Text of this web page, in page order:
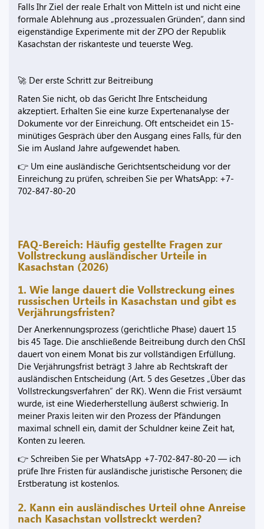
Falls Ihr Ziel der reale Erhalt von Mitteln ist und nicht eine
formale Ablehnung aus „prozessualen Gründen“, dann sind
eigenständige Experimente mit der ZPO der Republik
Kasachstan der riskanteste und teuerste Weg.
🚀 Der erste Schritt zur Beitreibung
Raten Sie nicht, ob das Gericht Ihre Entscheidung
akzeptiert. Erhalten Sie eine kurze Expertenanalyse der
Dokumente vor der Einreichung. Oft entscheidet ein 15-
minütiges Gespräch über den Ausgang eines Falls, für den
Sie im Ausland Jahre aufgewendet haben.
👉 Um eine ausländische Gerichtsentscheidung vor der
Einreichung zu prüfen, schreiben Sie per WhatsApp: +7-
702-847-80-20
FAQ-Bereich: Häufig gestellte Fragen zur
Vollstreckung ausländischer Urteile in
Kasachstan (2026)
1. Wie lange dauert die Vollstreckung eines
russischen Urteils in Kasachstan und gibt es
Verjährungsfristen?
Der Anerkennungsprozess (gerichtliche Phase) dauert 15
bis 45 Tage. Die anschließende Beitreibung durch den ChSI
dauert von einem Monat bis zur vollständigen Erfüllung.
Die Verjährungsfrist beträgt 3 Jahre ab Rechtskraft der
ausländischen Entscheidung (Art. 5 des Gesetzes „Über das
Vollstreckungsverfahren“ der RK). Wenn die Frist versäumt
wurde, ist eine Wiederherstellung äußerst schwierig. In
meiner Praxis leiten wir den Prozess der Pfändungen
maximal schnell ein, damit der Schuldner keine Zeit hat,
Konten zu leeren.
👉 Schreiben Sie per WhatsApp +7-702-847-80-20 — ich
prüfe Ihre Fristen für ausländische juristische Personen; die
Erstberatung ist kostenlos.
2. Kann ein ausländisches Urteil ohne Anreise
nach Kasachstan vollstreckt werden?